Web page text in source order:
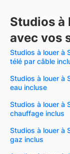
Studios à
avec vos
Studios à louer à
télé par câble
Studios à louer à
eau incluse
Studios à louer à
chauffage inclus
Studios à louer à
gaz inclus